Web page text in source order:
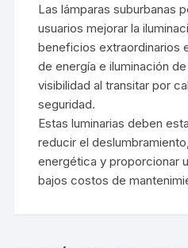
Las lámparas suburbanas
usuarios mejorar la
beneficios extraordinarios
de energía e iluminación
visibilidad al transitar por
seguridad.
Estas luminarias deben
reducir el
energética y proporcionar
bajos costos de